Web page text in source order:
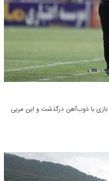
بازی با ذوب‌آهن درگذشت و این مربی